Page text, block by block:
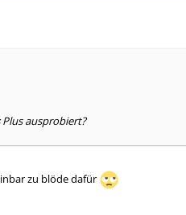
Plus ausprobiert?
zu blöde dafür